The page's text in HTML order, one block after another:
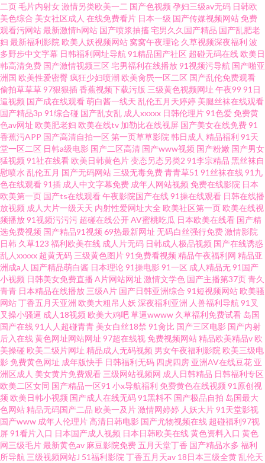
视频观看 欧美a在观看 九一久久精品 91亚洲大成网污www 男女喷水网站 午
夜成人手机在线 久久精产品 亚洲骚逼网 先锋影音女同性恋 老司机电影福利
院 91真人视频 亚洲入人妻 日本黄色高清视频网站 www操逼肏肏逼肏逼 海角
社区豆花网址 久久99热色 密桃视频成人网站亚洲 青青草国拍2019 日韩无码
高清一区 Www久草 九九干逼
二页毛片内射女激情另类欧美一二 国产色视频 孕妇三级av无码 日韩欧
美色综合 美女社区成人 在线免费看片 日本一级 国产传媒视频网站 免费
观看污网站最新激情h网站 国产喷浆抽搐宅男久久国产精品 国产乱肥老
妇 最新福利影院 欧美人妖视频网站 窝窝午夜理论 久草视频深夜福利 波
多野步中文字幕 日韩福利网址导航 91精品国产社区 超碰无码在线 欧美日
韩高清免费 国产激情视频三区 宅男福利在线播放91视频污导航 国产啪亚
洲国 欧美性爱密臀 疯狂少妇喷潮 欧美肏屄一区二区 国产乱伦免费观看
偷拍草草草97狠狠插香蕉视频下载污版 三级黄色视频网址 午夜99 91日
逼视频 国产成在线观看萌白酱一线天 乱伦五月天婷婷 美腿丝袜在线观看
国产精品3p 91综合碰 国产乱女乱 成人xxxxx 日韩伦理片91色爱 免费黄
色av网址 欧美肥老妇 欧美在线tv 加勒比在线视屏 国产美女在线免费91
香蕉污APP 国产高清自拍一区 第一页草草影院 韩日成人 精品福利 91天
堂一区二区 日韩a级电影 国产二区高清 国产www视频 国产粉嫩 国产男女
猛视频 91社在线看 欧美日韩黄色片变态另态另类2 91李宗精品 黑丝袜自
慰喷水 乱伦五月 国产无码网站 三级无毒免费青青草51 91丝袜在线91九
色在线观看91插 成人中文字幕免费 成年人网站视频 免费在线影院 日本
欧美第一页 国产ts在线观看午夜影院国产在线91操在线观看 日韩在线播
放视频 成人大片一级天天 内射性爱网址大全 欧美社区第一页 欧美在线视
频播放91视频污污污 超碰在线公开AV蜜桃吃瓜 日本欧美在线看 国产精
选免费视频 国产精品91视频 69热最新网址 无码白丝强行免费激情影院
日韩 久草123 福利欧美在线 成人片无码 日韩成人极品视频 国产在线诱惑
乱人xxxxx 超黄无码 三级黄色图片91免费看视频 精品午夜福利网 精品亚
洲成a人 国产精品萌白酱 日本理论91操电影 91一区 成人精品无91国产
小视频 日韩美女免费直播 A片网站网址 激情文学色 国产主播第37页青久
青青 日本精品在线播放 三级A片 国产日韩亚洲综合 91短视频网站 欧美骚
网站丁香五月天亚洲 欧美大粗吊人妖 深夜福利亚洲 人兽福利导航 91叉
叉操小骚逼 成人18视频 欧美大鸡吧草逼wwww 久草福利免费试看 岛国
国产在线91人人超碰青青 美女白丝18禁 91肏比 国产三区电影 国产内射
后入在线黄色网址网站网址 97超在线视 免费视频网站精品欧美精品v 欧
美操碰 欧美二级片网址 精品成人无码视频 男女午夜福利影院 欧美三级电
影 免费黄色网址 成年版快手 日韩福利无码 四虎四房 亚洲AV在线豆花 亚
洲区成人 美女黄片免费观看 三级网站视频网 成人日韩精品 日韩福利专区
欧美二区女同 国产精品一区91 小x导航福利 免费黄色在线视频 91原创视
频 欧美日韩小视频 国产成人在线无码91黑料不 国产极品自拍 岛国最大
色网站精品无码国产二品 欧美一及片激情网婷婷 人妖大片91天堂影视
国产www 成年人伦理片高清日韩电影 国产尤物视频在线 超碰福利97视
屏91看片入口 日本国产成人视频 日本日韩欧美在线黄色资料入口 黄色
网三级毛片最新黄色av 麻豆影院免费 五月天堂丁香 国产精品水多 福利
所导航 三级视频网站J 51福利影院 丁香五月天av 18日本三级全黄乱伦天